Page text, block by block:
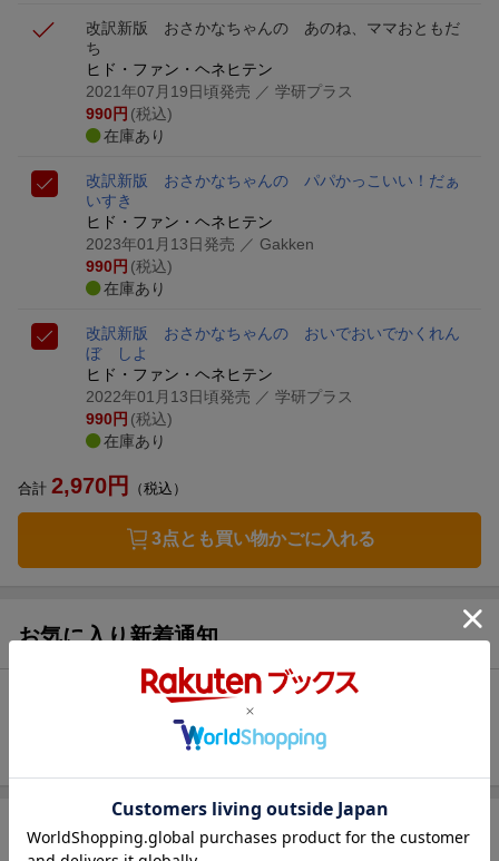
改訳新版 おさかなちゃんの あのね、ママおともだ
ち
ヒド・ファン・ヘネヒテン
2021年07月19日頃発売 ／ 学研プラス
990円 (税込)
在庫あり
改訳新版 おさかなちゃんの パパかっこいい！ だぁ
いすき
ヒド・ファン・ヘネヒテン
2023年01月13日発売 ／ Gakken
990円 (税込)
在庫あり
改訳新版 おさかなちゃんの おいでおいでかくれん
ぼ しよ
ヒド・ファン・ヘネヒテン
2022年01月13日頃発売 ／ 学研プラス
990円 (税込)
在庫あり
合計 2,970円 （税込）
3点とも買い物かごに入れる
お気に入り新着通知
商品情報